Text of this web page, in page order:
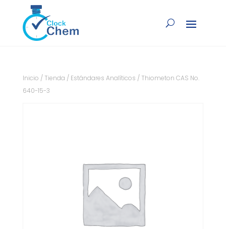
Inicio / Tienda / Estándares Analíticos / Thiometon CAS No.
640-15-3